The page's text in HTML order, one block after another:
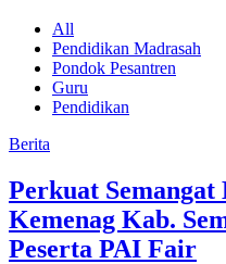
All
Pendidikan Madrasah
Pondok Pesantren
Guru
Pendidikan
Berita
Perkuat
Kemenag Kab.
Peserta PAI Fair